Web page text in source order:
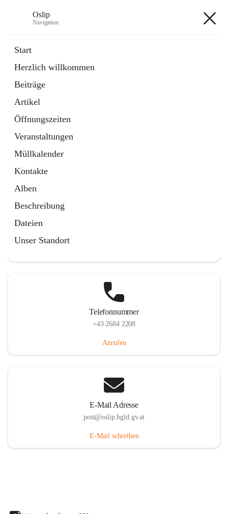
Oslip
Navigation
Start
Herzlich willkommen
Beiträge
Artikel
Öffnungszeiten
Veranstaltungen
Müllkalender
Kontakte
Alben
Beschreibung
Dateien
Unser Standort
Externe Webseite
in
Tab
Bundeskanzleramt Österreich
Externe Webseite
öffnet
in
neuem
Tab
Telefonnummer
+43 2684 2208
Anrufen
E-Mail Adresse
post@oslip.bgld.gv.at
E-Mail schreiben